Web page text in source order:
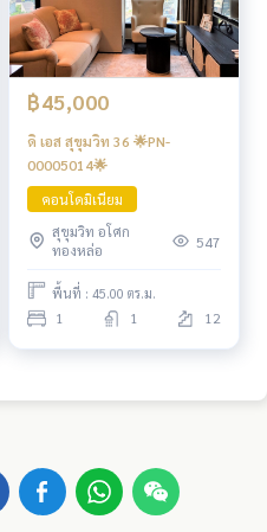
฿45,000
ดิ เอส สุขุมวิท 36 🌟PN-
00005014🌟
คอนโดมิเนียม
สุขุมวิท อโศก
ทองหล่อ
547
พื้นที่ : 45.00 ตร.ม.
1 1 12